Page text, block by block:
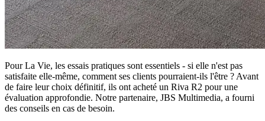
Pour La Vie, les essais pratiques sont essentiels - si elle n'est pas
satisfaite elle-même, comment ses clients pourraient-ils l'être ? Avant
de faire leur choix définitif, ils ont acheté un Riva R2 pour une
évaluation approfondie. Notre partenaire, JBS Multimedia, a fourni
des conseils en cas de besoin.